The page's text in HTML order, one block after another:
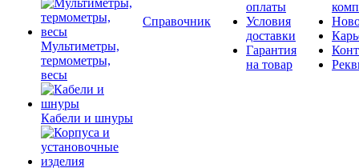
Мультиметры,
термометры,
весы
Кабели и шнуры
Справочник
оплаты
Условия
доставки
Гарантия
на товар